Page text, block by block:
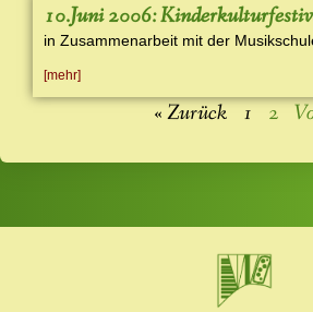
10.Juni 2006:
in Zusammenarbeit mit der
[mehr]
« Zurück 1 2